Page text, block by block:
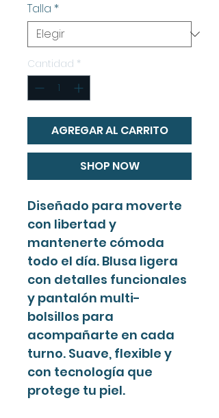
Talla *
Cantidad *
AGREGAR AL CARRITO
SHOP NOW
Diseñado para moverte
con libertad y
mantenerte cómoda
todo el día. Blusa ligera
con detalles funcionales
y pantalón multi-
bolsillos para
acompañarte en cada
turno. Suave, flexible y
con tecnología que
protege tu piel.